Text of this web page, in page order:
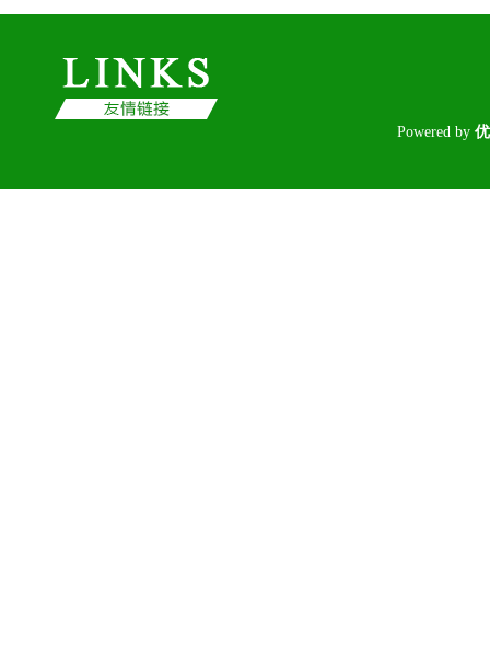
Poweredby